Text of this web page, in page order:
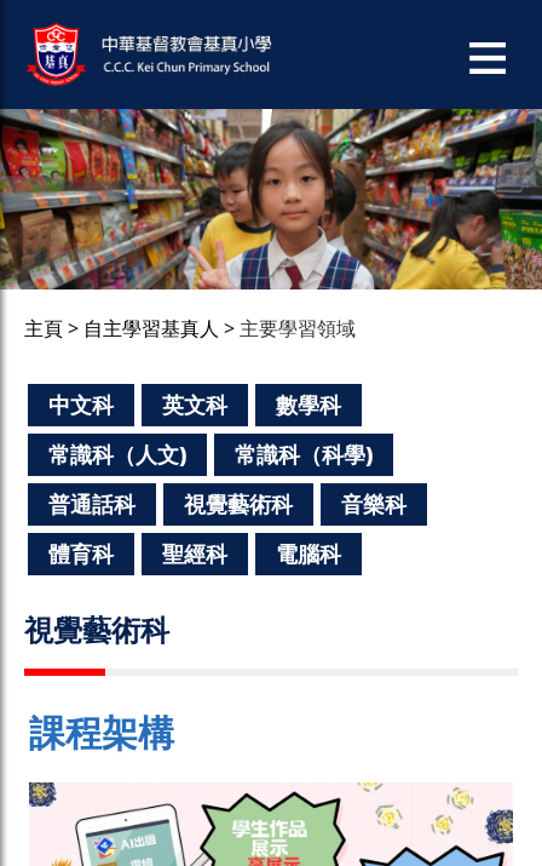
主頁 自主學習基真人 主要學習領域
中文科 英文科
數學科
常識科（人文)
常識科（科學)
普通話科
視覺藝術科
音樂科
體育科
聖經科 電腦科
視覺藝術科
課程架構